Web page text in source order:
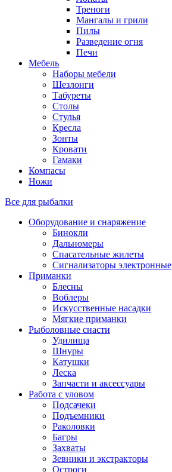
Треноги
Мангалы и грили
Пилы
Разведение огня
Печи
Мебель
Наборы мебели
Шезлонги
Табуреты
Столы
Стулья
Кресла
Зонты
Кровати
Гамаки
Компасы
Ножи
Все для рыбалки
Оборудование и снаряжение
Бинокли
Дальномеры
Спасательные жилеты
Сигнализаторы электронные
Приманки
Блесны
Воблеры
Искусственные насадки
Мягкие приманки
Рыболовные снасти
Удилища
Шнуры
Катушки
Леска
Запчасти и аксессуары
Работа с уловом
Подсачеки
Подъемники
Раколовки
Багры
Захваты
Зевники и экстракторы
Остроги